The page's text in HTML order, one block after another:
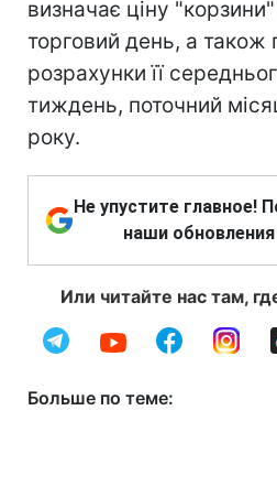
визначає ціну
торговий день, а також
розрахунки її
тиждень, поточний
року.
Не упустите главное!
наши
Или читайте нас там,
Больше по теме: